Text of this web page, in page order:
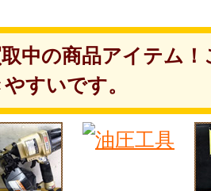
中の商品アイテム
すいです。